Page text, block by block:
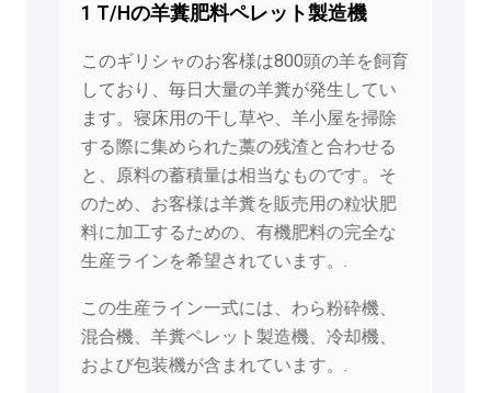
1 T/Hの羊糞肥料ペレット製造機
このギリシャのお客様は800頭の羊を飼育
しており、毎日大量の羊糞が発生してい
ます。寝床用の干し草や、羊小屋を掃除
する際に集められた藁の残渣と合わせる
と、原料の蓄積量は相当なものです。そ
のため、お客様は羊糞を販売用の粒状肥
料に加工するための、有機肥料の完全な
生産ラインを希望されています。.
この生産ライン一式には、わら粉砕機、
混合機、羊糞ペレット製造機、冷却機、
および包装機が含まれています。.